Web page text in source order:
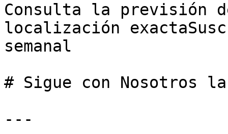
Consulta la previsión
localización
semanal
# Sigue con Nosotros
---